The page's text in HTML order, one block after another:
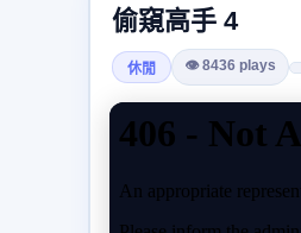
偷窺高手 4
休閒 👁 8436 plays